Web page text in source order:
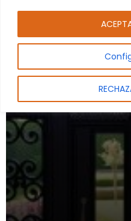
viviendas y